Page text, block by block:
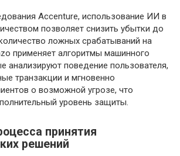
Аccenture, использование ИИ в
позволяет снизить убытки до
ложных срабатываний на
применяет алгоритмы машинного
анализируют поведение пользователя,
транзакции и мгновенно
о возможной угрозе, что
уровень защиты.
принятия
решений